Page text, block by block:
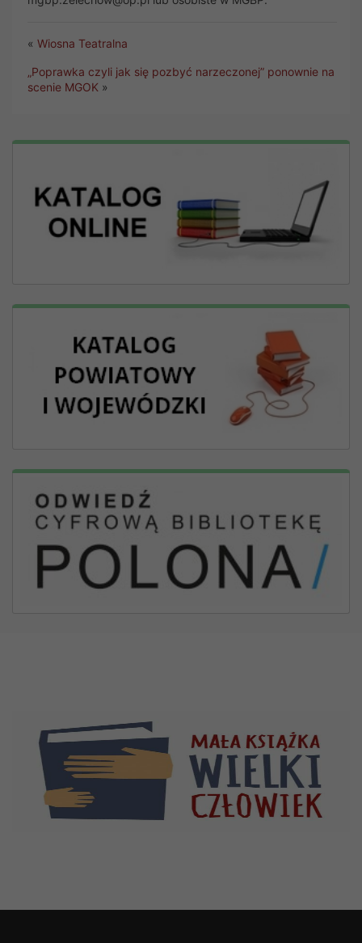
«Wiosna Teatralna
„Poprawka czyli jak się pozbyć narzeczonej” ponownie na
scenie MGOK »